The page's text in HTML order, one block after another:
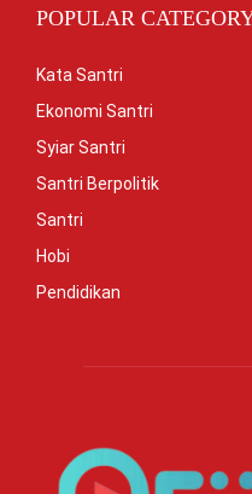
POPULAR
Kata Santri
Ekonomi Santri
Syiar Santri
Santri Berpolitik
Santri
Hobi
Pendidikan